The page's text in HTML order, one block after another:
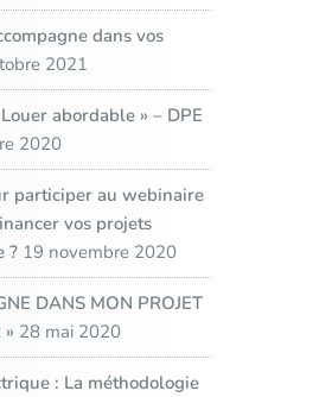
dans vos
2021
abordable » – DPE
2020
participer au webinaire
vos projets
? 19 novembre 2020
DANS MON PROJET
28 mai 2020
: La méthodologie